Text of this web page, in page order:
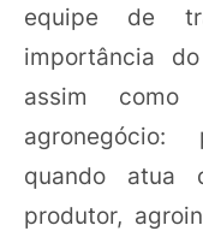
equipe de
importância
assim
agronegócio:
quando atua
produtor,